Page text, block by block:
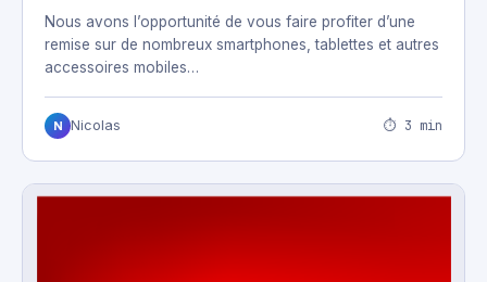
Nous avons l’opportunité de vous faire profiter d’une
remise sur de nombreux smartphones, tablettes et autres
accessoires mobiles…
N Nicolas ⏱ 3 min